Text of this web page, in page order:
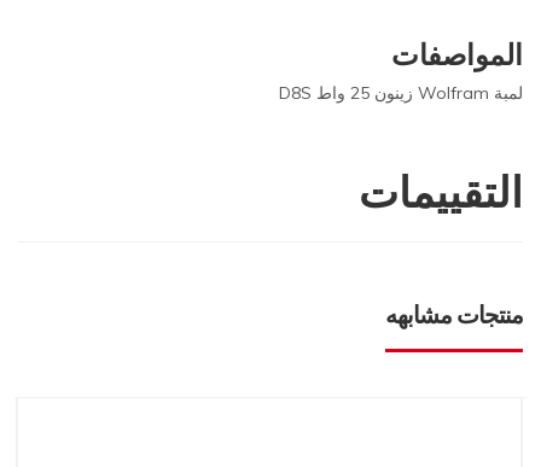
المواصفات
لمبة Wolfram زينون 25 واط D8S
التقييمات
منتجات مشابهه